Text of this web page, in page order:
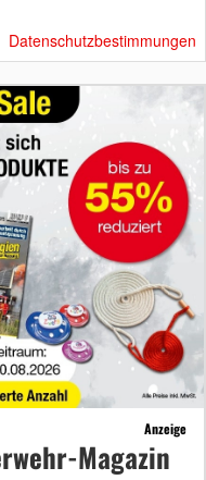
Datenschutzbestimmungen
Anzeige
Magazin